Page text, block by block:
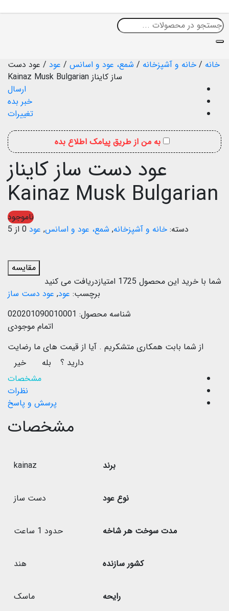
خانه / خانه و آشپزخانه / شمع، عود و اسانس / عود / عود دست
ساز کایناز Kainaz Musk Bulgarian
ارسال
خبر بده
تغییرات
به من از طریق پیامک اطلاع بده
عود دست ساز کایناز
Kainaz Musk Bulgarian
ناموجود
دسته: خانه و آشپزخانه, شمع، عود و اسانس, عود 0 از 5
مقایسه
شما با خرید این محصول 1725 امتیازدریافت می کنید
برچسب: عود, عود دست ساز
شناسه محصول: 020201090010001
اتمام موجودی
از شما بابت همکاری متشکریم . آیا از قیمت های ما رضایت
دارید ؟
بله
خیر
مشخصات
نظرات
پرسش و پاسخ
مشخصات
برند kainaz
نوع عود دست ساز
مدت سوخت هر شاخه حدود 1 ساعت
کشور سازنده هند
رایحه ماسک